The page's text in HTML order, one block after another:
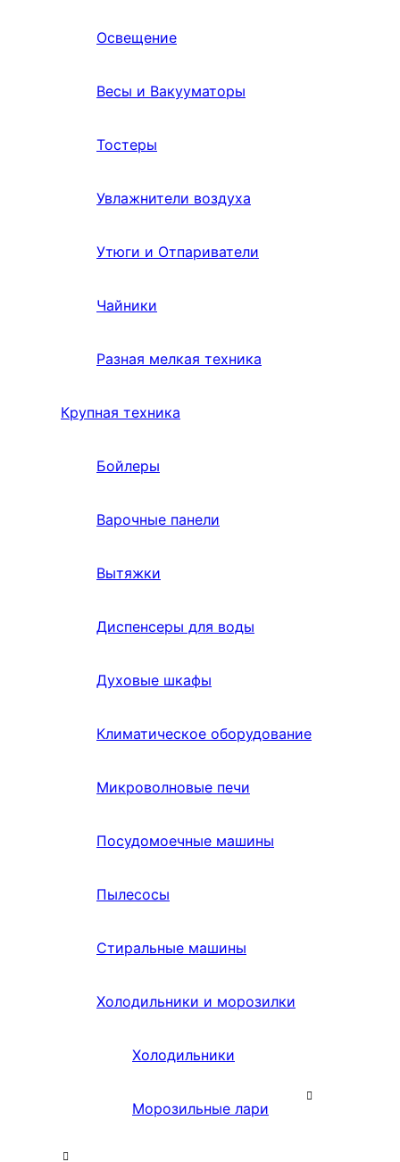
Освещение
Весы и Вакууматоры
Тостеры
Увлажнители воздуха
Утюги и Отпариватели
Чайники
Разная мелкая техника
Крупная техника
Бойлеры
Варочные панели
Вытяжки
Диспенсеры для воды
Духовые шкафы
Климатическое оборудование
Микроволновые печи
Посудомоечные машины
Пылесосы
Стиральные машины
Холодильники и морозилки
Холодильники
Морозильные лари